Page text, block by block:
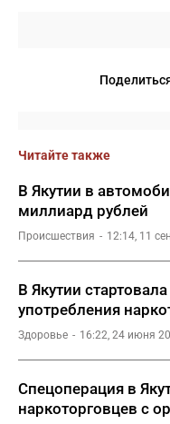
Читайте также
В Якутии в
миллиард рублей
Происшествия 12:14, 11
В Якутии
употребления
Здоровье 16:22, 24 июня
Спецоперация в
наркоторговцев с